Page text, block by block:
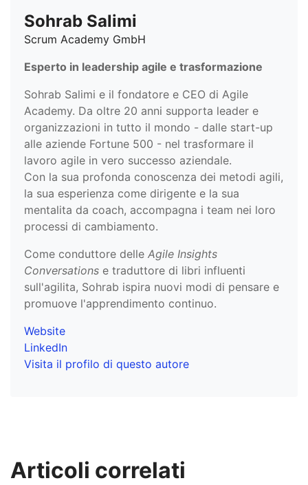
Sohrab Salimi
Scrum Academy GmbH
Esperto in leadership agile e trasformazione
Sohrab Salimi e il fondatore e CEO di Agile
Academy. Da oltre 20 anni supporta leader e
organizzazioni in tutto il mondo - dalle start-up
alle aziende Fortune 500 - nel trasformare il
lavoro agile in vero successo aziendale.
Con la sua profonda conoscenza dei metodi agili,
la sua esperienza come dirigente e la sua
mentalita da coach, accompagna i team nei loro
processi di cambiamento.
Come conduttore delle Agile Insights
Conversations e traduttore di libri influenti
sull'agilita, Sohrab ispira nuovi modi di pensare e
promuove l'apprendimento continuo.
Website
LinkedIn
Visita il profilo di questo autore
Articoli correlati